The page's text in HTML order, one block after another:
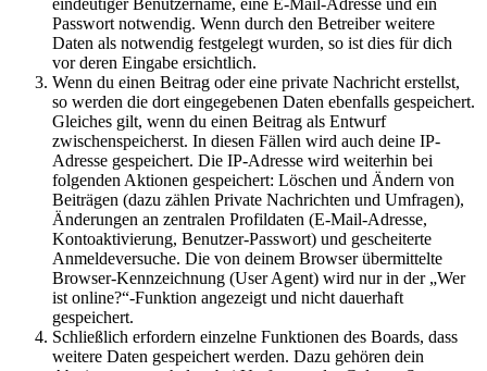
Passwort notwendig. Wenn durch den Betreiber weitere
Daten als notwendig festgelegt wurden, so ist dies für dich
vor deren Eingabe ersichtlich.
Wenn du einen Beitrag oder eine private Nachricht erstellst,
so werden die dort eingegebenen Daten ebenfalls gespeichert.
Gleiches gilt, wenn du einen Beitrag als Entwurf
zwischenspeicherst. In diesen Fällen wird auch deine IP-
Adresse gespeichert. Die IP-Adresse wird weiterhin bei
folgenden Aktionen gespeichert: Löschen und Ändern von
Beiträgen (dazu zählen Private Nachrichten und Umfragen),
Änderungen an zentralen Profildaten (E-Mail-Adresse,
Kontoaktivierung, Benutzer-Passwort) und gescheiterte
Anmeldeversuche. Die von deinem Browser übermittelte
Browser-Kennzeichnung (User Agent) wird nur in der „Wer
ist online?“-Funktion angezeigt und nicht dauerhaft
gespeichert.
Schließlich erfordern einzelne Funktionen des Boards, dass
weitere Daten gespeichert werden. Dazu gehören dein